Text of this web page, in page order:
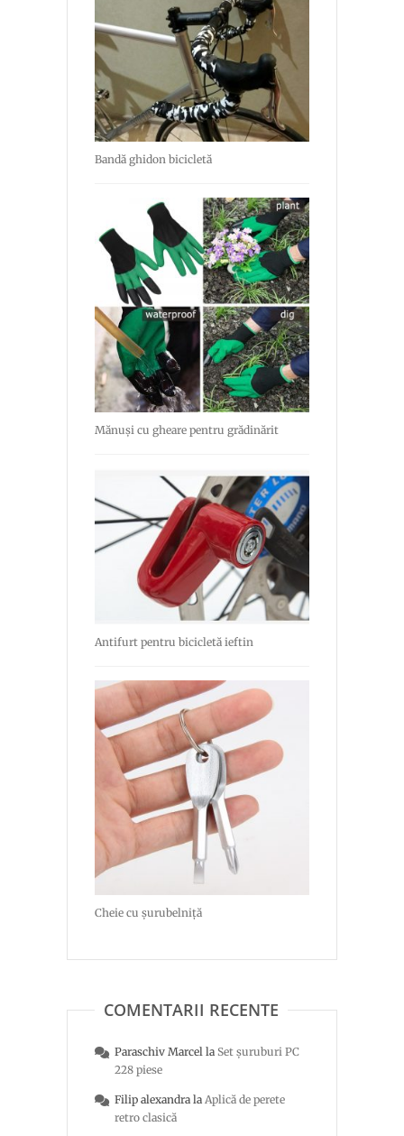
Bandă ghidon bicicletă
Mănuși cu gheare pentru grădinărit
Antifurt pentru bicicletă ieftin
Cheie cu șurubelniță
COMENTARII RECENTE
Paraschiv Marcel la Set șuruburi PC
228 piese
Filip alexandra la Aplică de perete
retro clasică